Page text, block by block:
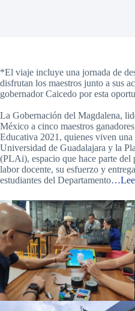
*El viaje incluye una jornada de
disfrutan los maestros junto a sus
gobernador Caicedo por esta
La Gobernación del Magdalena,
México a cinco maestros
Educativa 2021, quienes viven una
Universidad de Guadalajara y la
(PLAi), espacio que hace parte del
labor docente, su esfuerzo y
estudiantes del Departamento